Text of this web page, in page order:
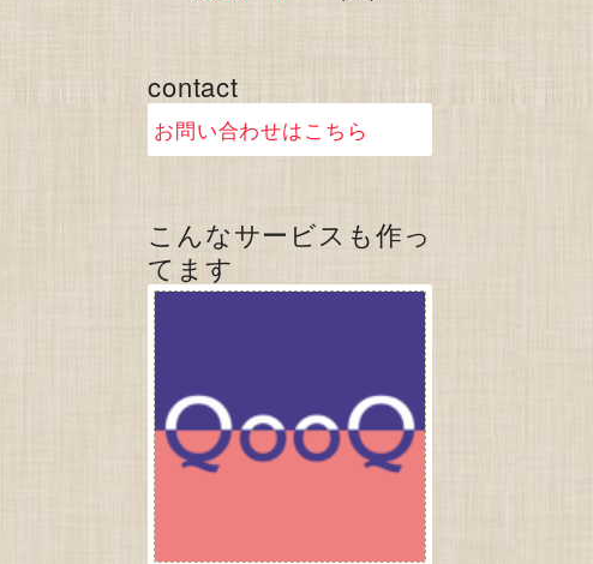
contact
お問い合わせはこちら
こんなサービスも作っ
てます